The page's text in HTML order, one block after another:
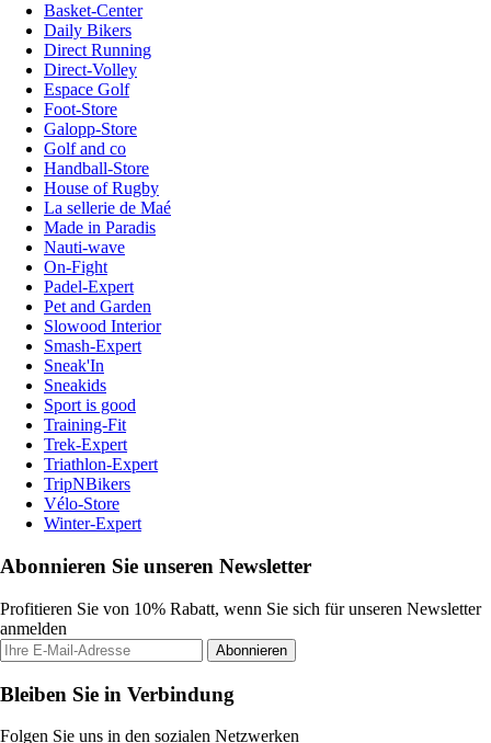
Basket-Center
Daily Bikers
Direct Running
Direct-Volley
Espace Golf
Foot-Store
Galopp-Store
Golf and co
Handball-Store
House of Rugby
La sellerie de Maé
Made in Paradis
Nauti-wave
On-Fight
Padel-Expert
Pet and Garden
Slowood Interior
Smash-Expert
Sneak'In
Sneakids
Sport is good
Training-Fit
Trek-Expert
Triathlon-Expert
TripNBikers
Vélo-Store
Winter-Expert
Abonnieren Sie unseren Newsletter
Profitieren Sie von 10% Rabatt, wenn Sie sich für unseren Newsletter
anmelden
Abonnieren
Bleiben Sie in Verbindung
Folgen Sie uns in den sozialen Netzwerken